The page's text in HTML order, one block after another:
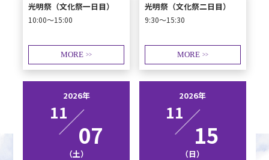
光明祭（文化祭一日目）
10:00～15:00
MORE >>
光明祭（文化祭二日目）
9:30～15:30
MORE>>
2026年
11
07
（土）
2026年
11
15
（日）